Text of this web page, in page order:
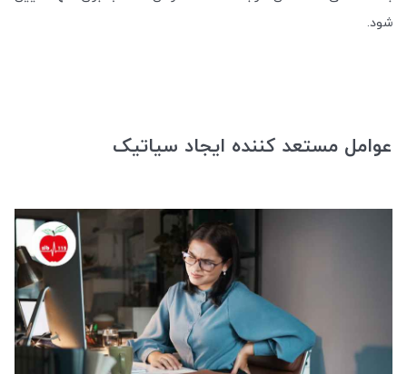
شود.
عوامل مستعد کننده ایجاد سیاتیک